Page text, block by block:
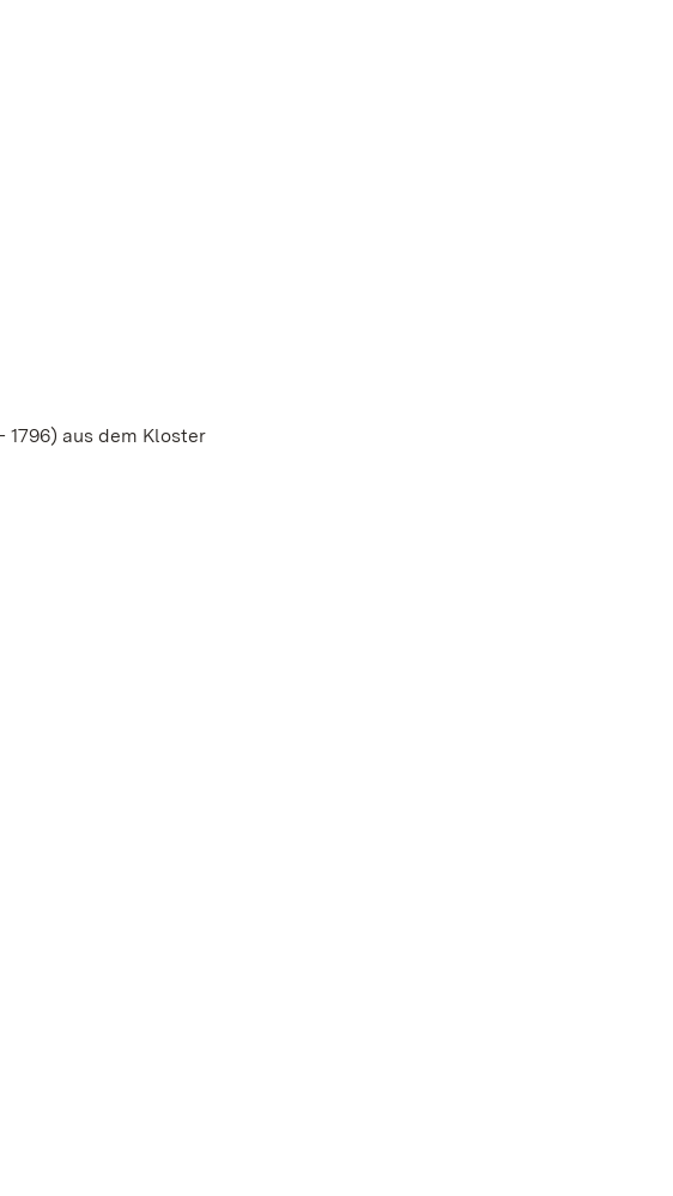
1796) aus dem Kloster